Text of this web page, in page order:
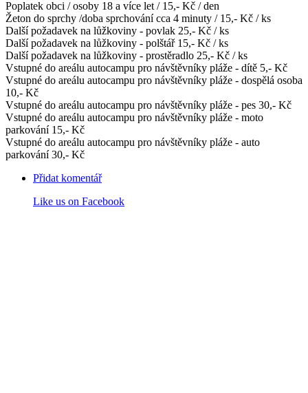
Poplatek obci / osoby 18 a více let / 15,- Kč / den
Žeton do sprchy /doba sprchování cca 4 minuty / 15,- Kč / ks
Další požadavek na lůžkoviny - povlak 25,- Kč / ks
Další požadavek na lůžkoviny - polštář 15,- Kč / ks
Další požadavek na lůžkoviny - prostěradlo 25,- Kč / ks
Vstupné do areálu autocampu pro návštěvníky pláže - dítě 5,- Kč
Vstupné do areálu autocampu pro návštěvníky pláže - dospělá osoba
10,- Kč
Vstupné do areálu autocampu pro návštěvníky pláže - pes 30,- Kč
Vstupné do areálu autocampu pro návštěvníky pláže - moto
parkování 15,- Kč
Vstupné do areálu autocampu pro návštěvníky pláže - auto
parkování 30,- Kč
Přidat komentář
Like us on Facebook